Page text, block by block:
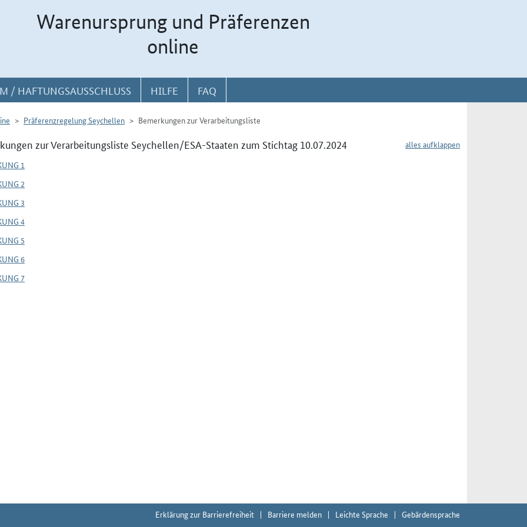
Warenursprung und Präferenzen
online
/ HAFTUNGSAUSSCHLUSS HILFE FAQ
Präferenzregelung Seychellen Bemerkungen zur Verarbeitungsliste
alles aufklappen
zur Verarbeitungsliste Seychellen/ESA-Staaten zum Stichtag 10.07.2024
1
2
3
4
5
6
7
Erklärung zur Barrierefreiheit Barriere melden Leichte Sprache Gebärdensprache